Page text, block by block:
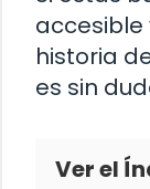
accesible
historia
es sin
Ver el